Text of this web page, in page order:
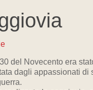
del Novecento era
dagli appassionati